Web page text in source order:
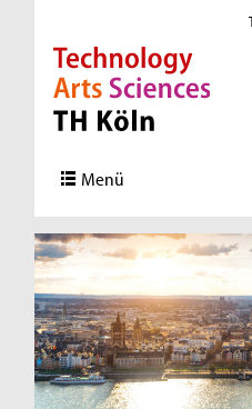
Direkt zur Hauptnavigation
Direkt zur Subnavigation
Direkt zum Inhalt
Direkt zum Fußbereich
Menü